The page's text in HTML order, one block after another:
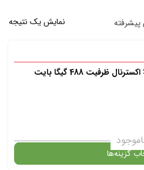
نمایش یک نتیجه
گزینه‌ها